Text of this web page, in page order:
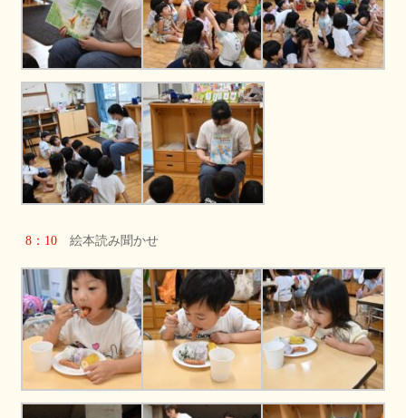
8：10 絵本読み聞かせ